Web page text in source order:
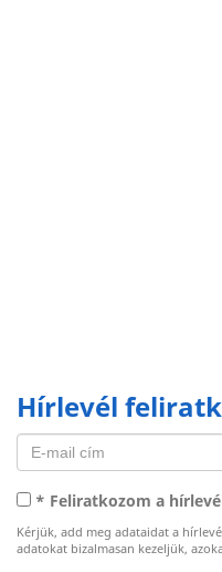
Hírlevél
* Feliratkozom a
Kérjük, add meg adataidat a
adatokat bizalmasan kezeljük,